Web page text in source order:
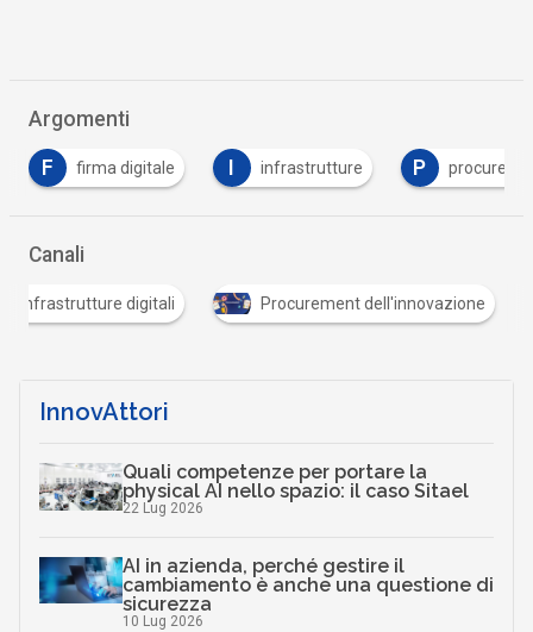
Argomenti
I infrastrutture procurement T
Canali
Infrastrutture digitali Procurement
InnovAttori
Quali competenze per portare la
physical AI nello spazio: il caso Sitael
22 Lug 2026
AI in azienda, perché gestire il
cambiamento è anche una questione di
sicurezza
10 Lug 2026